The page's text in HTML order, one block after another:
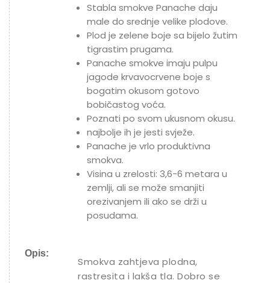
Opis:
Stabla smokve Panache daju
male do srednje velike plodove.
Plod je zelene boje sa bijelo žutim
tigrastim prugama.
Panache smokve imaju pulpu
jagode krvavocrvene boje s
bogatim okusom gotovo
bobičastog voća.
Poznati po svom ukusnom okusu.
najbolje ih je jesti svježe.
Panache je vrlo produktivna
smokva.
Visina u zrelosti: 3,6-6 metara u
zemlji, ali se može smanjiti
orezivanjem ili ako se drži u
posudama.
Smokva zahtjeva plodna,
rastresita i lakša tla. Dobro se